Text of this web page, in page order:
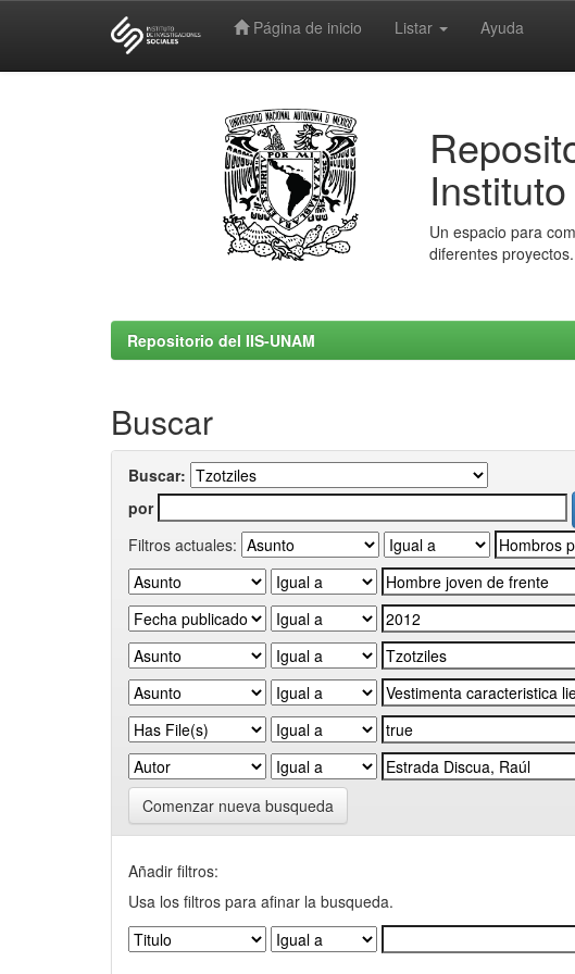
Página de inicio Listar Ayuda
Un espacio para
diferentes proyectos.
Repositorio del IIS-UNAM
Buscar
Buscar:
por
Filtros actuales:
Comenzar nueva busqueda
Añadir filtros:
Usa los filtros para afinar la busqueda.